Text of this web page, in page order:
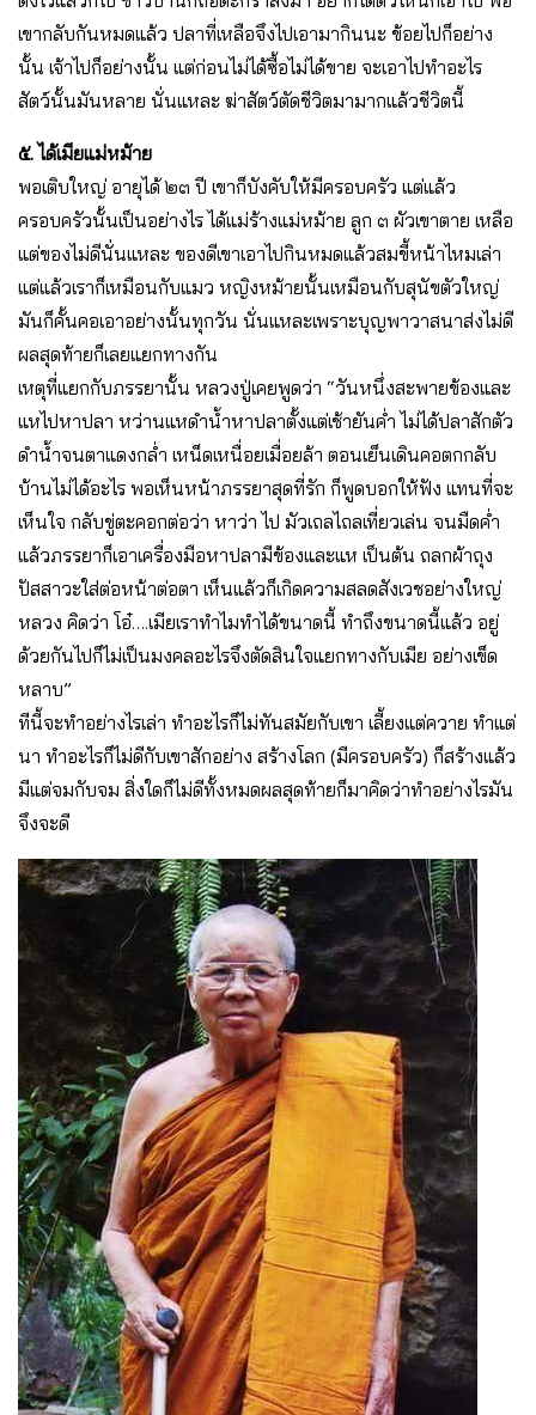
เขากลับกันหมดแล้ว ปลาที่เหลือจึงไปเอามากินนะ ข้อยไปก็อย่าง
นั้น เจ้าไปก็อย่างนั้น แต่ก่อนไม่ได้ซื้อไม่ได้ขาย จะเอาไปทำอะไร
สัตว์นั้นมันหลาย นั่นแหละ ฆ่าสัตว์ตัดชีวิตมามากแล้วชีวิตนี้
๕. ได้เมียแม่หม้าย
พอเติบใหญ่ อายุได้ ๒๓ ปี เขาก็บังคับให้มีครอบครัว แต่แล้ว
ครอบครัวนั้นเป็นอย่างไร ได้แม่ร้างแม่หม้าย ลูก ๓ ผัวเขาตาย เหลือ
แต่ของไม่ดีนั่นแหละ ของดีเขาเอาไปกินหมดแล้วสมขี้หน้าไหมเล่า
แต่แล้วเราก็เหมือนกับแมว หญิงหม้ายนั้นเหมือนกับสุนัขตัวใหญ่
มันก็คั้นคอเอาอย่างนั้นทุกวัน นั่นแหละเพราะบุญพาวาสนาส่งไม่ดี
ผลสุดท้ายก็เลยแยกทางกัน
เหตุที่แยกกับภรรยานั้น หลวงปู่เคยพูดว่า “วันหนึ่งสะพายข้องและ
แหไปหาปลา หว่านแหดำน้ำหาปลาตั้งแต่เช้ายันค่ำ ไม่ได้ปลาสักตัว
ดำน้ำจนตาแดงกล่ำ เหน็ดเหนื่อยเมื่อยล้า ตอนเย็นเดินคอตกกลับ
บ้านไม่ได้อะไร พอเห็นหน้าภรรยาสุดที่รัก ก็พูดบอกให้ฟัง แทนที่จะ
เห็นใจ กลับขู่ตะคอกต่อว่า หาว่า ไป มัวเถลไถลเที่ยวเล่น จนมืดค่ำ
แล้วภรรยาก็เอาเครื่องมือหาปลามีข้องและแห เป็นต้น ถลกผ้าถุง
ปัสสาวะใส่ต่อหน้าต่อตา เห็นแล้วก็เกิดความสลดสังเวชอย่างใหญ่
หลวง คิดว่า โอ๋….เมียเราทำไมทำได้ขนาดนี้ ทำถึงขนาดนี้แล้ว อยู่
ด้วยกันไปก็ไม่เป็นมงคลอะไรจึงตัดสินใจแยกทางกับเมีย อย่างเข็ด
หลาบ”
ทีนี้จะทำอย่างไรเล่า ทำอะไรก็ไม่ทันสมัยกับเขา เลี้ยงแต่ควาย ทำแต่
นา ทำอะไรก็ไม่ดีกับเขาสักอย่าง สร้างโลก (มีครอบครัว) ก็สร้างแล้ว
มีแต่จมกับจม สิ่งใดก็ไม่ดีทั้งหมดผลสุดท้ายก็มาคิดว่าทำอย่างไรมัน
จึงจะดี